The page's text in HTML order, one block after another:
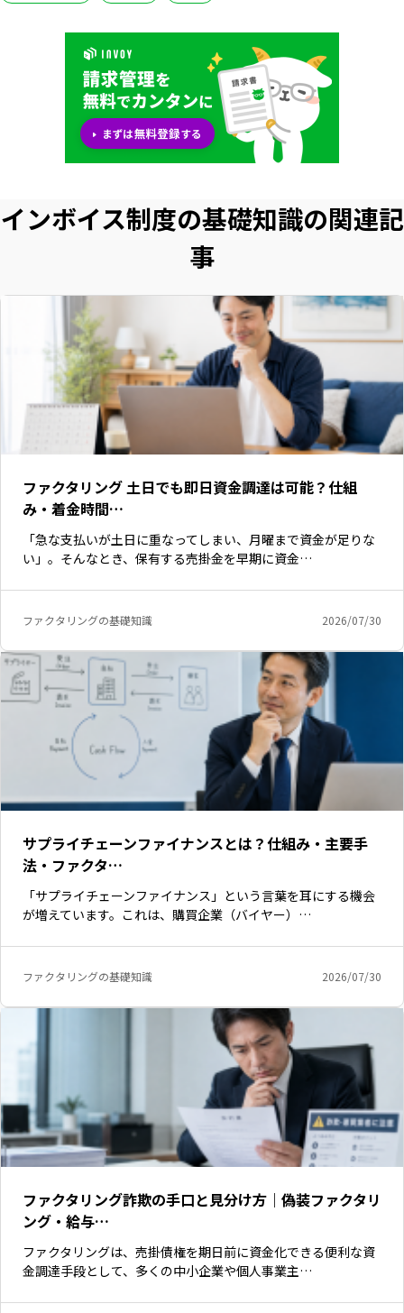
インボイス制度の基礎知識の関連記
事
ファクタリング 土日でも即日資金調達は可能？仕組
み・着金時間…
「急な支払いが土日に重なってしまい、月曜まで資金が足りな
い」。そんなとき、保有する売掛金を早期に資金…
ファクタリングの基礎知識 2026/07/30
サプライチェーンファイナンスとは？仕組み・主要手
法・ファクタ…
「サプライチェーンファイナンス」という言葉を耳にする機会
が増えています。これは、購買企業（バイヤー）…
ファクタリングの基礎知識 2026/07/30
ファクタリング詐欺の手口と見分け方｜偽装ファクタリ
ング・給与…
ファクタリングは、売掛債権を期日前に資金化できる便利な資
金調達手段として、多くの中小企業や個人事業主…